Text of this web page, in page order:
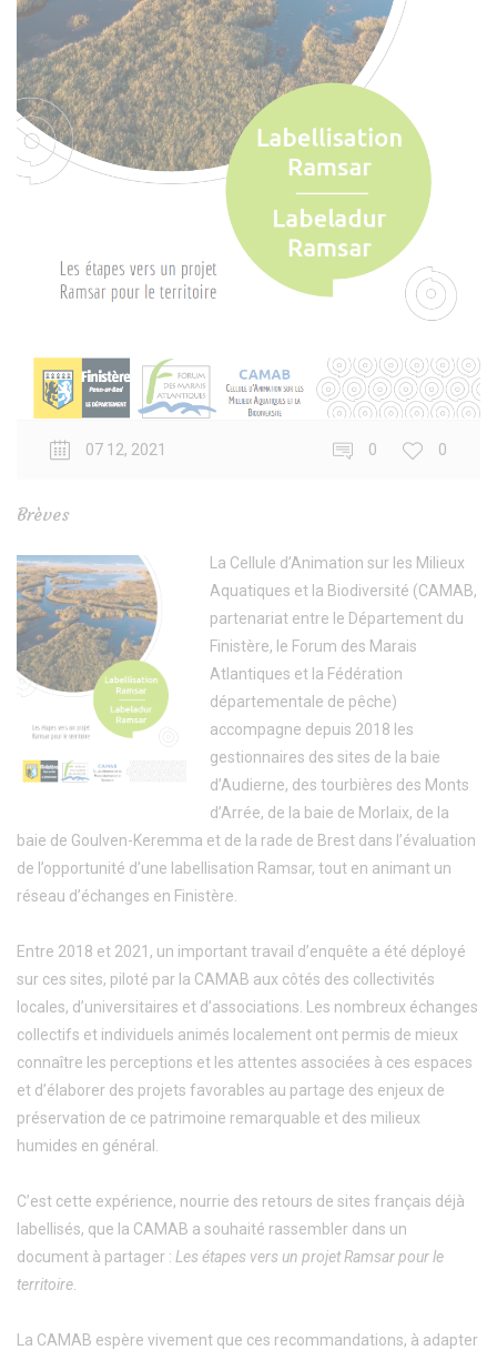
07 12, 2021 0 0
Brèves
La Cellule d’Animation sur les Milieux
Aquatiques et la Biodiversité (CAMAB,
partenariat entre le Département du
Finistère, le Forum des Marais
Atlantiques et la Fédération
départementale de pêche)
accompagne depuis 2018 les
gestionnaires des sites de la baie
d’Audierne, des tourbières des Monts
d’Arrée, de la baie de Morlaix, de la
baie de Goulven-Keremma et de la rade de Brest dans l’évaluation
de l’opportunité d’une labellisation Ramsar, tout en animant un
réseau d’échanges en Finistère.
Entre 2018 et 2021, un important travail d’enquête a été déployé
sur ces sites, piloté par la CAMAB aux côtés des collectivités
locales, d’universitaires et d’associations. Les nombreux échanges
collectifs et individuels animés localement ont permis de mieux
connaître les perceptions et les attentes associées à ces espaces
et d’élaborer des projets favorables au partage des enjeux de
préservation de ce patrimoine remarquable et des milieux
humides en général.
C’est cette expérience, nourrie des retours de sites français déjà
labellisés, que la CAMAB a souhaité rassembler dans un
document à partager : Les étapes vers un projet Ramsar pour le
territoire
La CAMAB espère vivement que ces recommandations, à adapter